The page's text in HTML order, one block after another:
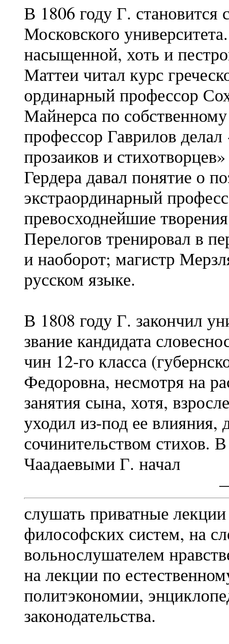
В 1806 году Г. становится
Московского
насыщенной, хоть и
Маттеи читал курс
ординарный профессор
Майнерса по
профессор Гаврилов
прозаиков и
Гердера давал понятие о
экстраординарный
превосходнейшие
Перелогов тренировал в
и наоборот; магистр
русском языке.
В 1808 году Г. закончил
звание кандидата
чин 12-го класса
Федоровна, несмотря на
занятия сына, хотя,
уходил из-под ее влияния,
сочинительством стихов.
Чаадаевыми Г. начал
слушать приватные
философских систем, на
вольнослушателем
на лекции по
политэкономии,
законодательства.